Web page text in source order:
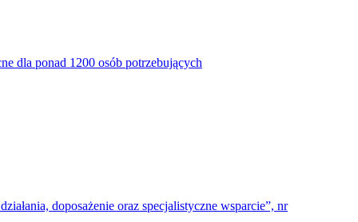
dla ponad 1200 osób potrzebujących
doposażenie oraz specjalistyczne wsparcie”, nr